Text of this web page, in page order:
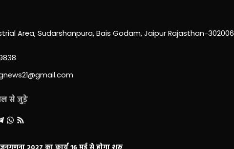
Area, Sudarshanpura, Bais Godam, Jaipur Rajasthan-302006
से जुड़े